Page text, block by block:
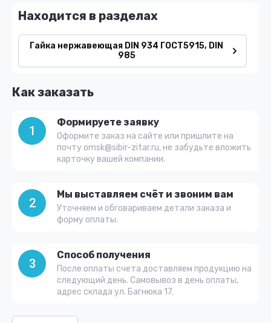
Находится в разделах
Гайка нержавеющая DIN 934 ГОСТ5915, DIN
985
Как заказать
1
Формируете заявку
Оформите заказ на сайте или пришлите на
почту omsk@sibir-zitar.ru, не забудьте вложить
карточку вашей компании.
2
Мы выставляем счёт и звоним вам
Уточняем и обговариваем детали заказа и
форму оплаты.
3
Способ получения
После оплаты счета доставляем продукцию на
следующий день. Самовывоз в день оплаты,
адрес склада ул. Багнюка 17.